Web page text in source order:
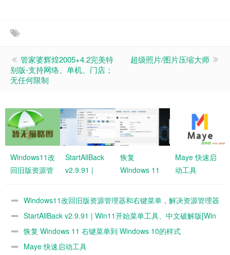
管家婆辉煌2005+4.2完美特
别版-支持网络、单机、门店；
无任何限制
超级照片/图片压缩大师
Windows11改
回旧版资源管
单，解决资源
StartAllBack
v2.9.91 |
单工具、中文
版]
恢复
Windows 11
Windows 10
Maye 快速启
动工具
Windows11改回旧版资源管理器和右键菜单，解决资源管理器
卡顿StartAllBack v2.9.91 | Win11开始菜单工具、中文破解版[Win
版] 恢复 Windows 11 右键菜单到 Windows 10的样式
Maye 快速启动工具